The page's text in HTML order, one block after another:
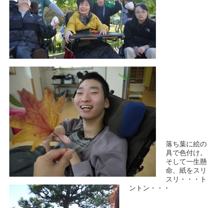
落ち葉に絵の
具で色付け。
そして一生懸
命、紙をスリ
スリ・・・ト
ントン・・・